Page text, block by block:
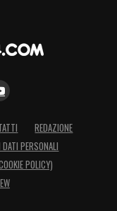
REDAZIONE
PERSONALI
POLICY)